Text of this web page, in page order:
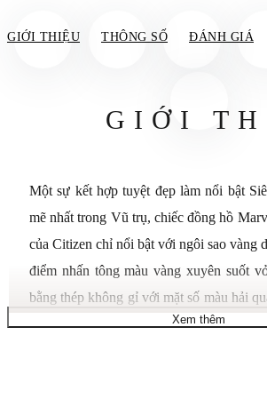
GIỚI THIỆU THÔNG SỐ ĐÁNH GIÁ
GIỚI
Một sự kết hợp tuyệt đẹp làm nổi bật
mẽ nhất trong Vũ trụ, chiếc đồng hồ
của Citizen chỉ nổi bật với ngôi sao vàng
điểm nhấn tông màu vàng xuyên suốt
bằng thép không gỉ với mặt số màu hải
Sử dụng công nghệ Eco-Drive của
Xem thêm